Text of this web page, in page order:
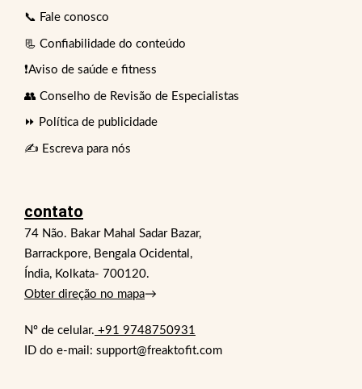
📞 Fale conosco
📃 Confiabilidade do conteúdo
❗Aviso de saúde e fitness
👥 Conselho de Revisão de Especialistas
⏩ Política de publicidade
✍️ Escreva para nós
contato
74 Não. Bakar Mahal Sadar Bazar,
Barrackpore, Bengala Ocidental,
Índia, Kolkata- 700120.
Obter direção no mapa→
Nº de celular. +91 9748750931
ID do e-mail: support@freaktofit.com